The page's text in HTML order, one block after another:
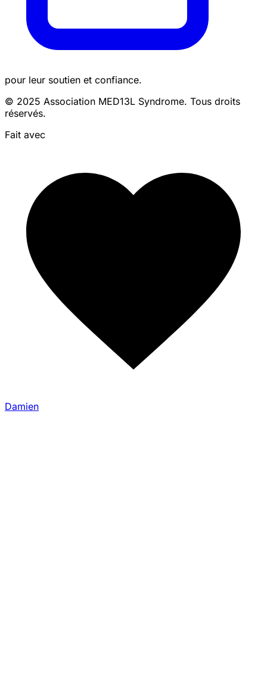
pour leur soutien et confiance.
© 2025 Association MED13L Syndrome. Tous droits
réservés.
Fait avec
Damien